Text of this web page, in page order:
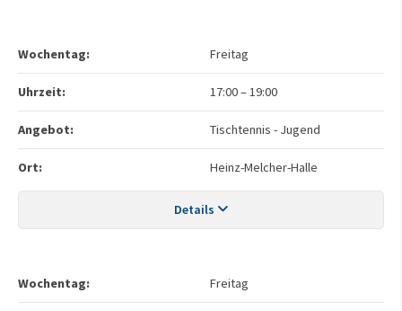
Wochentag: Freitag
Uhrzeit: 17:00–19:00
Angebot: Tischtennis - Jugend
Ort: Heinz-Melcher-Halle
Details
Wochentag: Freitag